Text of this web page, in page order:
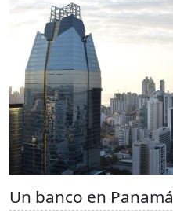
Un banco en Panamá